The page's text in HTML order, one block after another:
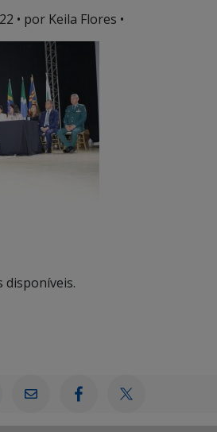
• por Keila Flores •
disponíveis.